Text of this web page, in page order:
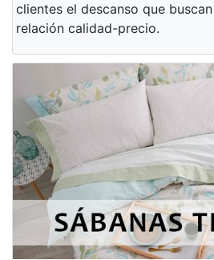
clientes el descanso que
relación calidad-precio.